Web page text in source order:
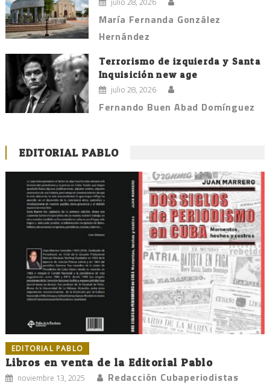
María Fernanda González
Hernández
Terrorismo de izquierda y Santa
Inquisición new age
julio 28, 2026
Fernando Buen Abad Domínguez
EDITORIAL PABLO
EDITORIAL PABLO
Libros en venta de la Editorial Pablo
noviembre 13, 2025 Redacción Cubaperiodistas